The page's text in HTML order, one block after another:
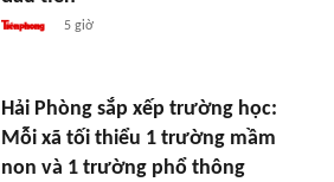
5 giờ
Hải Phòng sắp xếp trường học:
Mỗi xã tối thiểu 1 trường mầm
non và 1 trường phổ thông